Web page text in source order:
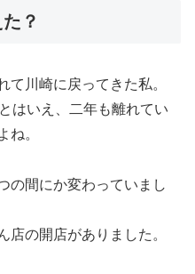
？
て川崎に戻ってきた私。
はいえ、二年も離れてい
ね。
の間にか変わっていまし
店の開店がありました。